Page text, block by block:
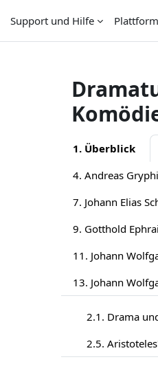
Support und Hilfe
1. Überblick
2.1. Drama